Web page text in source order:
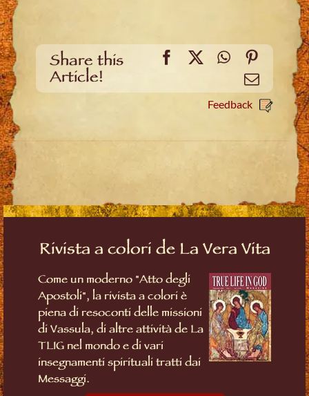
Share this
Article!
Facebook
X WhatsApp
Email
Feedback
Rivista a colori de La Vera Vita
Come un moderno "Atto degli
Apostoli", la rivista a colori è
piena di resoconti delle missioni
di Vassula, di altre attività de La
TLIG nel mondo e di vari
insegnamenti spirituali tratti dai
Messaggi.